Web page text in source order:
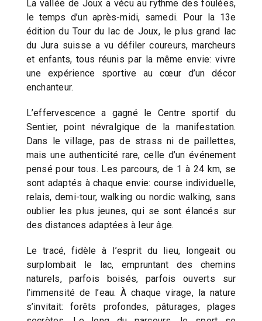
La vallée de Joux a vécu au rythme des foulées,
le temps d’un après-midi, samedi. Pour la 13e
édition du Tour du lac de Joux, le plus grand lac
du Jura suisse a vu défiler coureurs, marcheurs
et enfants, tous réunis par la même envie: vivre
une expérience sportive au cœur d’un décor
enchanteur.
L’effervescence a gagné le Centre sportif du
Sentier, point névralgique de la manifestation.
Dans le village, pas de strass ni de paillettes,
mais une authenticité rare, celle d’un événement
pensé pour tous. Les parcours, de 1 à 24 km, se
sont adaptés à chaque envie: course individuelle,
relais, demi-tour, walking ou nordic walking, sans
oublier les plus jeunes, qui se sont élancés sur
des distances adaptées à leur âge.
Le tracé, fidèle à l’esprit du lieu, longeait ou
surplombait le lac, empruntant des chemins
naturels, parfois boisés, parfois ouverts sur
l’immensité de l’eau. À chaque virage, la nature
s’invitait: forêts profondes, pâturages, plages